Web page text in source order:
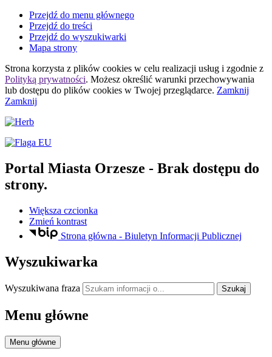
Przejdź do menu głównego
Przejdź do treści
Przejdź do wyszukiwarki
Mapa strony
Strona korzysta z plików cookies w celu realizacji usług i zgodnie z
Polityką prywatności. Możesz określić warunki przechowywania
lub dostępu do plików cookies w Twojej przeglądarce. Zamknij
Zamknij
Portal Miasta Orzesze - Brak dostępu do
strony.
Większa czcionka
Zmień kontrast
Strona główna - Biuletyn Informacji Publicznej
Wyszukiwarka
Wyszukiwana fraza Szukaj
Menu główne
Menu główne